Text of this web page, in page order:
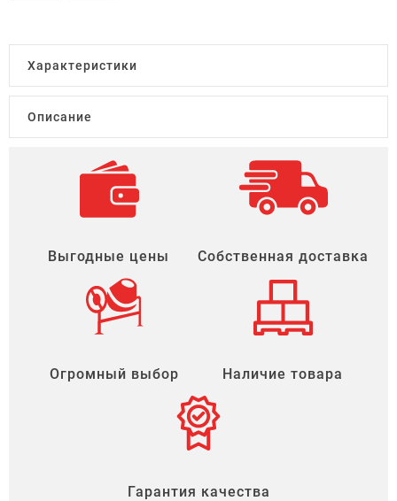
Характеристики
Описание
Выгодные цены Собственная доставка
Огромный выбор Наличие товара
Гарантия качества